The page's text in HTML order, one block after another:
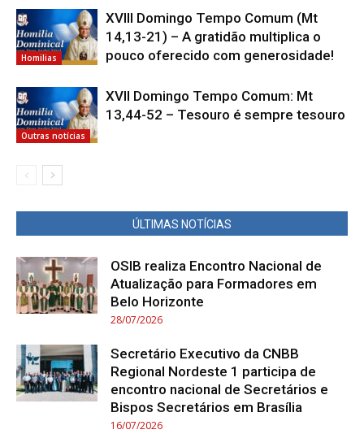
Homilias
XVIII Domingo Tempo Comum (Mt
14,13-21) – A gratidão multiplica o
pouco oferecido com generosidade!
Outras notícias
XVII Domingo Tempo Comum: Mt
13,44-52 – Tesouro é sempre tesouro
ÚLTIMAS NOTÍCIAS
OSIB realiza Encontro Nacional de
Atualização para Formadores em
Belo Horizonte
28/07/2026
Secretário Executivo da CNBB
Regional Nordeste 1 participa de
encontro nacional de Secretários e
Bispos Secretários em Brasília
16/07/2026